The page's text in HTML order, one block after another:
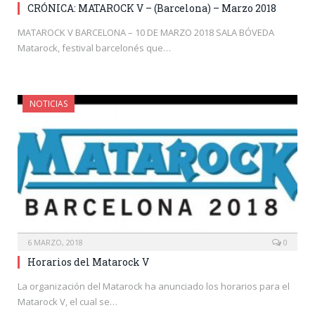
CRÓNICA: MATAROCK V – (Barcelona) – Marzo 2018
MATAROCK V BARCELONA – 10 DE MARZO 2018 SALA BÓVEDA
Matarock, festival barcelonés que…
NOTICIAS
6 MARZO, 2018 0
Horarios del Matarock V
La organización del Matarock ha anunciado los horarios para el
Matarock V, el cual se…